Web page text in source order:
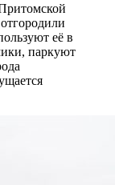
её в
паркуют